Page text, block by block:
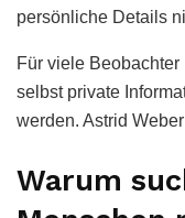
persönliche Details
Für viele
selbst private
werden. Astrid
Warum